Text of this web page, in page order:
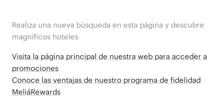
Realiza una nueva búsqueda en esta página y descubre
magníficos hoteles
Visita la página principal de nuestra web para acceder a
promociones
Conoce las ventajas de nuestro programa de fidelidad
MeliáRewards